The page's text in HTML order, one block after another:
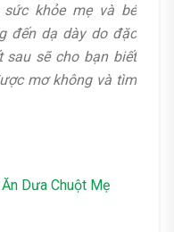
khỏe mẹ và bé
đến dạ dày do đặc
sau sẽ cho bạn biết
mơ không và tìm
Dưa Chuột Mẹ